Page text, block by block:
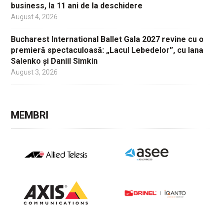
business, la 11 ani de la deschidere
August 4, 2026
Bucharest International Ballet Gala 2027 revine cu o
premieră spectaculoasă: „Lacul Lebedelor”, cu Iana
Salenko și Daniil Simkin
August 3, 2026
MEMBRI